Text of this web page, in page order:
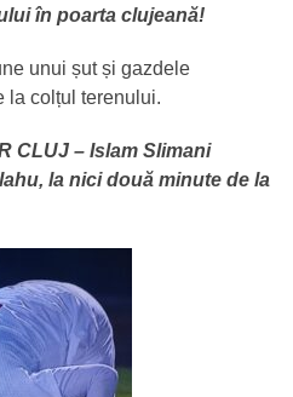
în poarta clujeană!
unui șut și gazdele
la colțul terenului.
CLUJ – Islam Slimani
la nici două minute de la